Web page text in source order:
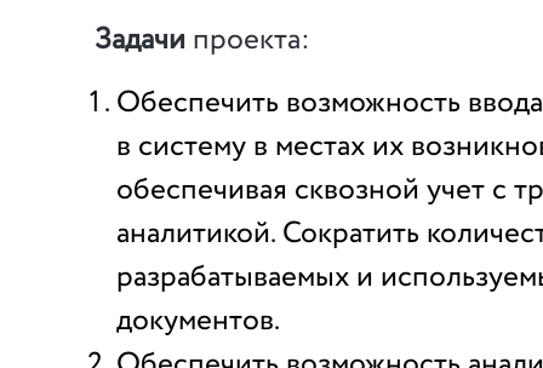
Задачи проекта:
Обеспечить возможность
в систему в местах их
обеспечивая сквозной учет с
аналитикой. Сократить
разрабатываемых и
документов.